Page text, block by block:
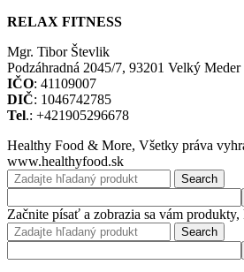
RELAX FITNESS
Mgr. Tibor Števlik
Podzáhradná 2045/7, 93201 Velký Meder
IČO: 41109007
DIČ: 1046742785
Tel.: +421905296678
Healthy Food & More, Všetky práva
www.healthyfood.sk
Search
Začnite písať a zobrazia sa vám
Search